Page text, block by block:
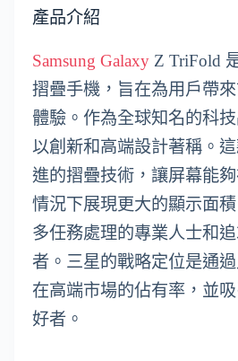
產品介紹
Samsung Galaxy Z TriFold
摺疊手機，旨在為用戶帶
體驗。作為全球知名的科
以創新和高端設計著稱。
進的摺疊技術，讓屏幕能
情況下展現更大的顯示面
多任務處理的專業人士和
者。三星的戰略定位是通
在高端市場的佔有率，並
好者。